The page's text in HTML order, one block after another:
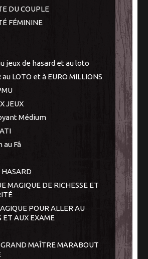
DU COUPLE
FÉMININE
jeux de hasard et au loto
au LOTO et à EURO MILLIONS
JEUX
Médium
Fâ
HASARD
MAGIQUE DE RICHESSE ET
POUR ALLER AU
ET AUX EXAME
GRAND MAÎTRE MARABOUT